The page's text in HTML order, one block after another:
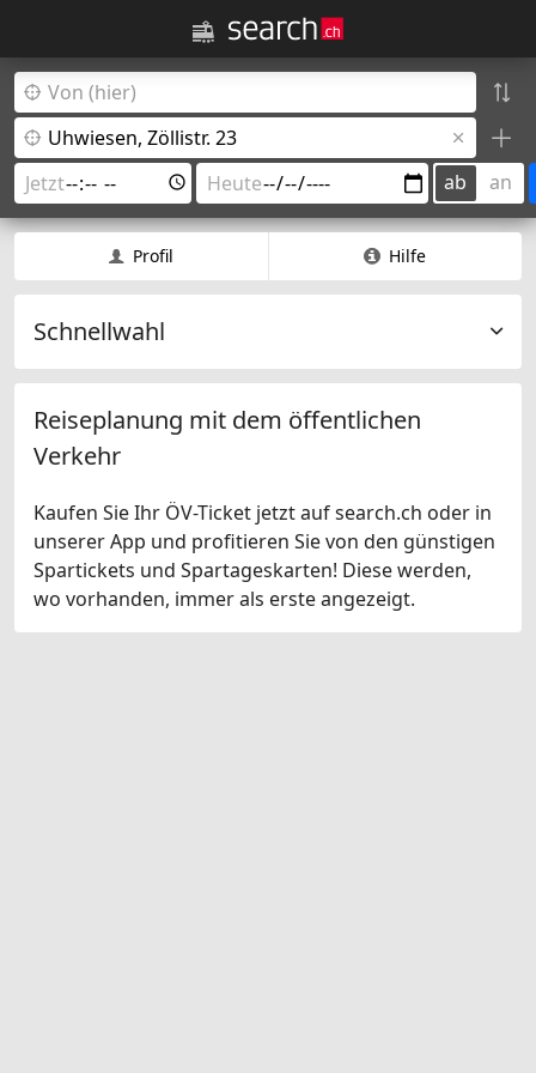
ab an
Profil Hilfe
Schnellwahl
Reiseplanung mit dem öffentlichen
Verkehr
Kaufen Sie Ihr ÖV-Ticket jetzt auf search.ch oder in
unserer App und profitieren Sie von den günstigen
Spartickets und Spartageskarten! Diese werden,
wo vorhanden, immer als erste angezeigt.